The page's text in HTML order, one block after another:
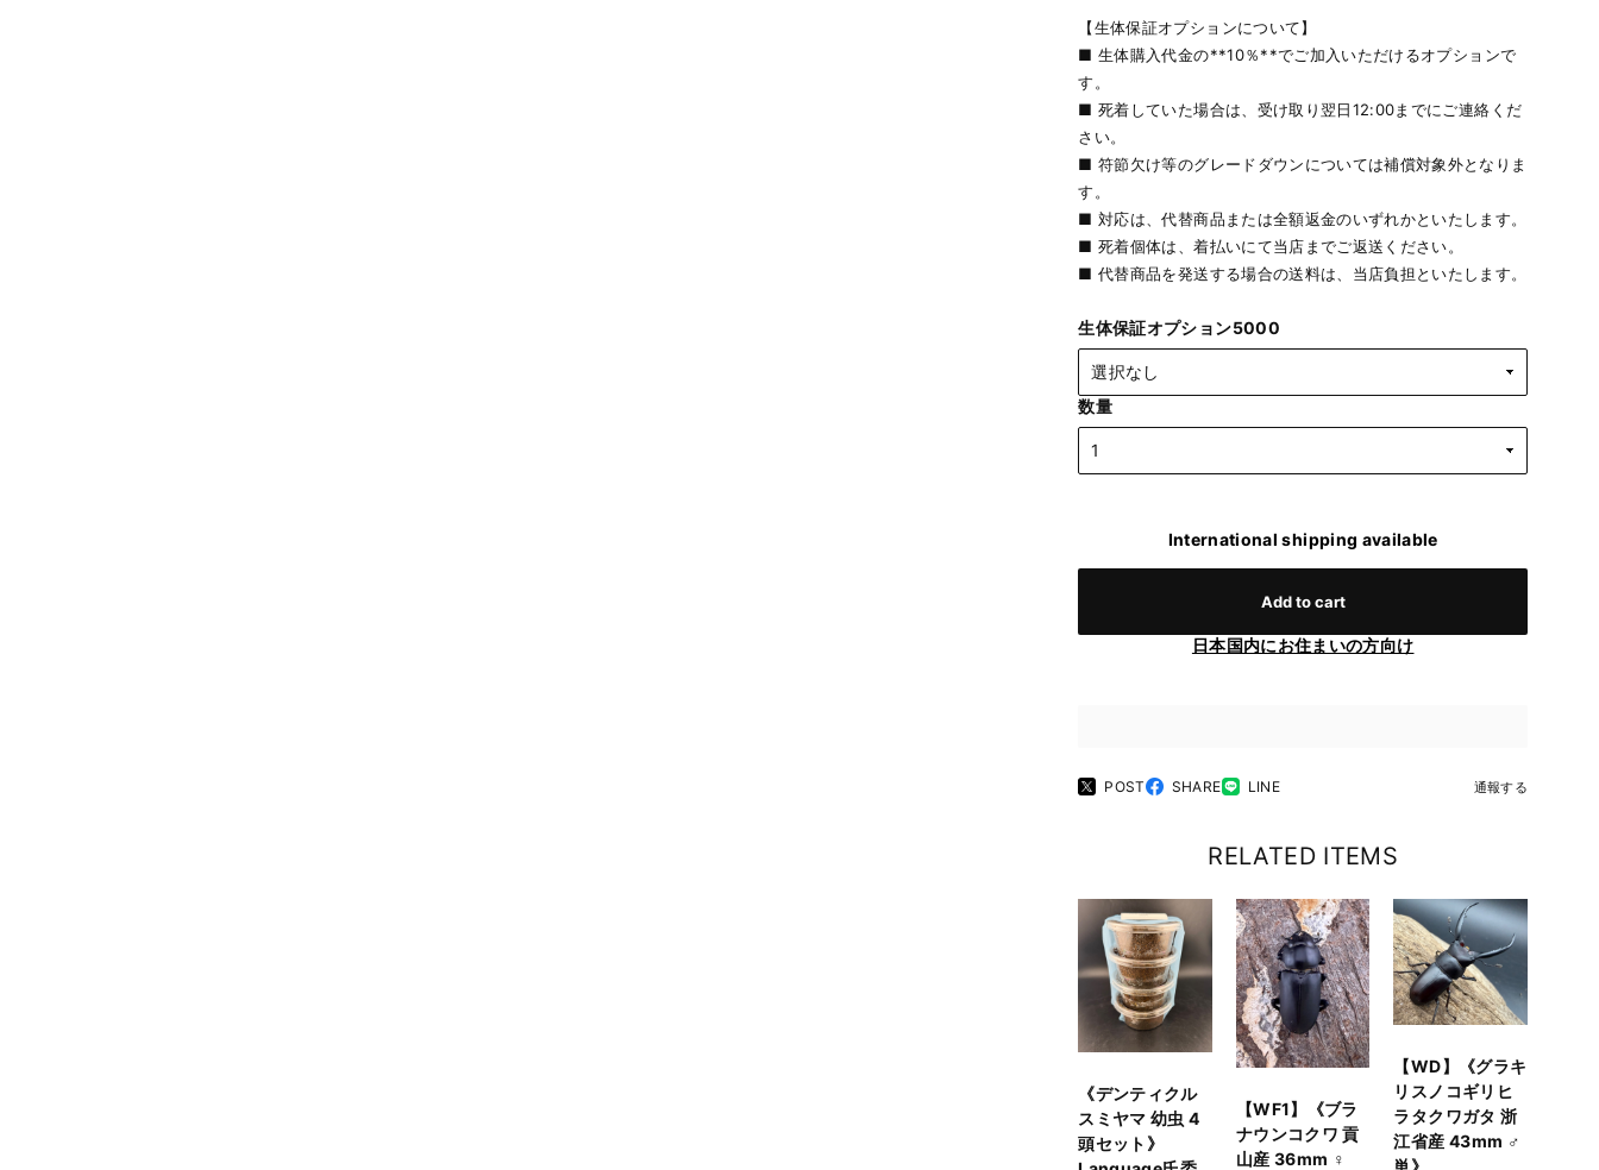
【生体保証オプションについて】
■ 生体購入代金の**10％**でご加入いただけるオプションで
す。
■ 死着していた場合は、受け取り翌日12:00までにご連絡くだ
さい。
■ 符節欠け等のグレードダウンについては補償対象外となりま
す。
■ 対応は、代替商品または全額返金のいずれかといたします。
■ 死着個体は、着払いにて当店までご返送ください。
■ 代替商品を発送する場合の送料は、当店負担といたします。
生体保証オプション5000
数量
International shipping available
Add to cart
日本国内にお住まいの方向け
POST SHARE LINE 通報する
RELATED ITEMS
《デンティクル
スミヤマ 幼虫 4
頭セット》
【WF1】《ブラ
ナウンコクワ 貢
山産 36mm ♀
【WD】《グラキ
リスノコギリヒ
ラタクワガタ 浙
江省産 43mm ♂